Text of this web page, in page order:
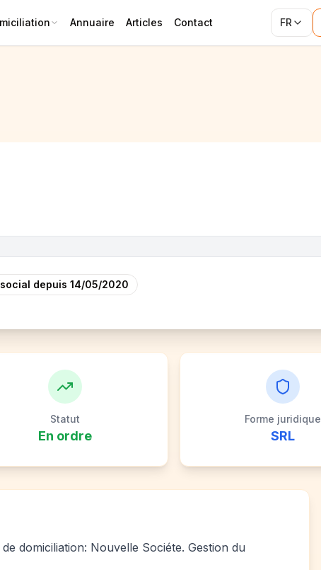
Annuaire Articles Contact FR
depuis 14/05/2020
Statut
En ordre
Forme juridique
SRL
domiciliation: Nouvelle Sociéte. Gestion du